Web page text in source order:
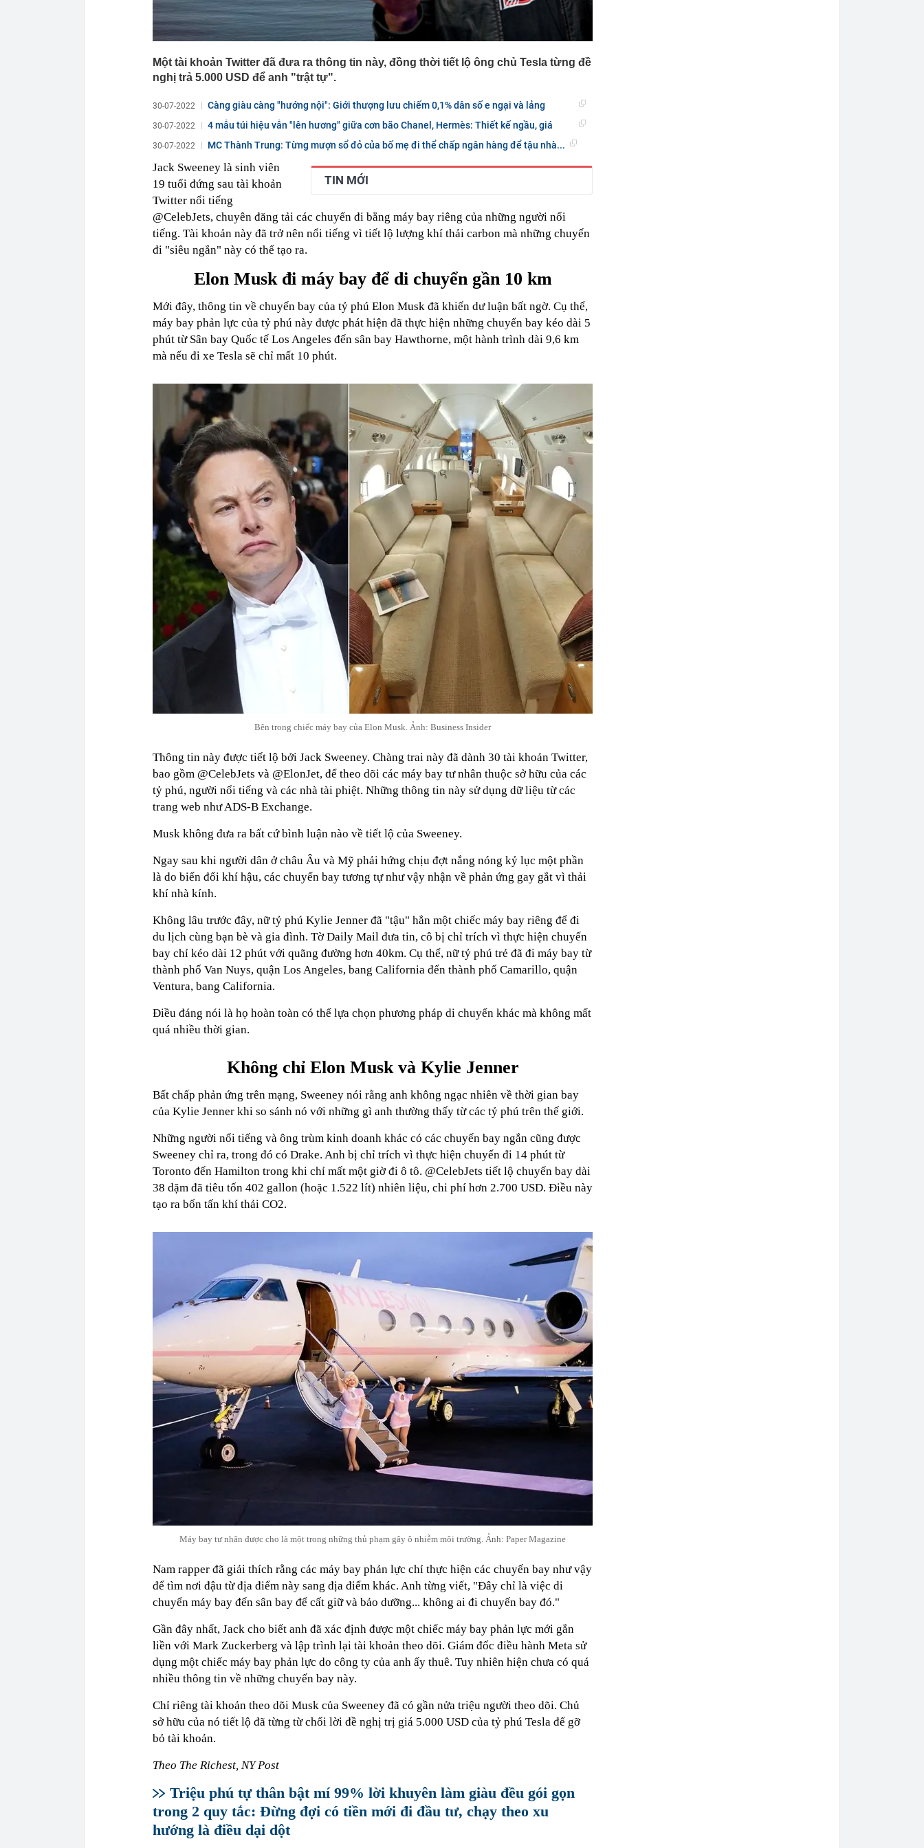
Một tài khoản Twitter đã đưa ra thông tin này, đồng thời tiết lộ ông chủ Tesla từng đề
nghị trả 5.000 USD để anh "trật tự".
30-07-2022
Càng giàu càng "hướng nội": Giới thượng lưu chiếm 0,1% dân số e ngại và lảng
30-07-2022
4 mẫu túi hiệu vẫn "lên hương" giữa cơn bão Chanel, Hermès: Thiết kế ngầu, giá
30-07-2022 MC Thành Trung: Từng mượn sổ đỏ của bố mẹ đi thể chấp ngân hàng để tậu nhà...
TIN MỚI
Jack Sweeney là sinh viên
19 tuổi đứng sau tài khoản
Twitter nổi tiếng
@CelebJets, chuyên đăng tải các chuyến đi bằng máy bay riêng của những người nổi
tiếng. Tài khoản này đã trở nên nổi tiếng vì tiết lộ lượng khí thải carbon mà những chuyến
đi "siêu ngắn" này có thể tạo ra.
Elon Musk đi máy bay để di chuyển gần 10 km
Mới đây, thông tin về chuyến bay của tỷ phú Elon Musk đã khiến dư luận bất ngờ. Cụ thể,
máy bay phản lực của tỷ phú này được phát hiện đã thực hiện những chuyến bay kéo dài 5
phút từ Sân bay Quốc tế Los Angeles đến sân bay Hawthorne, một hành trình dài 9,6 km
mà nếu đi xe Tesla sẽ chỉ mất 10 phút.
Bên trong chiếc máy bay của Elon Musk. Ảnh: Business Insider
Thông tin này được tiết lộ bởi Jack Sweeney. Chàng trai này đã dành 30 tài khoản Twitter,
bao gồm @CelebJets và @ElonJet, để theo dõi các máy bay tư nhân thuộc sở hữu của các
tỷ phú, người nổi tiếng và các nhà tài phiệt. Những thông tin này sử dụng dữ liệu từ các
trang web như ADS-B Exchange.
Musk không đưa ra bất cứ bình luận nào về tiết lộ của Sweeney.
Ngay sau khi người dân ở châu Âu và Mỹ phải hứng chịu đợt nắng nóng kỷ lục một phần
là do biến đổi khí hậu, các chuyến bay tương tự như vậy nhận về phản ứng gay gắt vì thải
khí nhà kính.
Không lâu trước đây, nữ tỷ phú Kylie Jenner đã "tậu" hẳn một chiếc máy bay riêng để đi
du lịch cùng bạn bè và gia đình. Tờ Daily Mail đưa tin, cô bị chỉ trích vì thực hiện chuyến
bay chỉ kéo dài 12 phút với quãng đường hơn 40km. Cụ thể, nữ tỷ phú trẻ đã đi máy bay từ
thành phố Van Nuys, quận Los Angeles, bang California đến thành phố Camarillo, quận
Ventura, bang California.
Điều đáng nói là họ hoàn toàn có thể lựa chọn phương pháp di chuyển khác mà không mất
quá nhiều thời gian.
Không chỉ Elon Musk và Kylie Jenner
Bất chấp phản ứng trên mạng, Sweeney nói rằng anh không ngạc nhiên về thời gian bay
của Kylie Jenner khi so sánh nó với những gì anh thường thấy từ các tỷ phú trên thế giới.
Những người nổi tiếng và ông trùm kinh doanh khác có các chuyến bay ngắn cũng được
Sweeney chỉ ra, trong đó có Drake. Anh bị chỉ trích vì thực hiện chuyến đi 14 phút từ
Toronto đến Hamilton trong khi chỉ mất một giờ đi ô tô. @CelebJets tiết lộ chuyến bay dài
38 dặm đã tiêu tốn 402 gallon (hoặc 1.522 lít) nhiên liệu, chi phí hơn 2.700 USD. Điều này
tạo ra bốn tấn khí thải CO2.
Máy bay tư nhân được cho là một trong những thủ phạm gây ô nhiễm môi trường. Ảnh: Paper Magazine
Nam rapper đã giải thích rằng các máy bay phản lực chỉ thực hiện các chuyến bay như vậy
để tìm nơi đậu từ địa điểm này sang địa điểm khác. Anh từng viết, "Đây chỉ là việc di
chuyển máy bay đến sân bay để cất giữ và bảo dưỡng... không ai đi chuyến bay đó."
Gần đây nhất, Jack cho biết anh đã xác định được một chiếc máy bay phản lực mới gắn
liền với Mark Zuckerberg và lập trình lại tài khoản theo dõi. Giám đốc điều hành Meta sử
dụng một chiếc máy bay phản lực do công ty của anh ấy thuê. Tuy nhiên hiện chưa có quá
nhiều thông tin về những chuyến bay này.
Chỉ riêng tài khoản theo dõi Musk của Sweeney đã có gần nửa triệu người theo dõi. Chủ
sở hữu của nó tiết lộ đã từng từ chối lời đề nghị trị giá 5.000 USD của tỷ phú Tesla để gỡ
bỏ tài khoản.
Theo The Richest, NY Post
Triệu phú tự thân bật mí 99% lời khuyên làm giàu đều gói gọn
trong 2 quy tắc: Đừng đợi có tiền mới đi đầu tư, chạy theo xu
hướng là điều dại dột